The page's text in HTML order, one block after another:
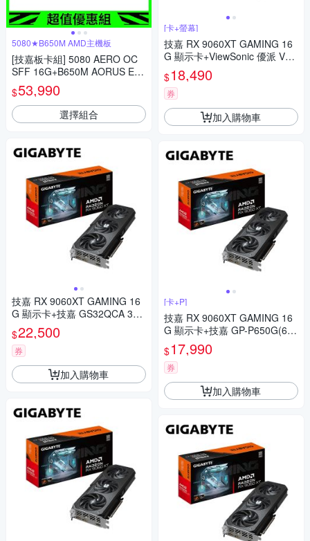
5080★B650M AMD主機板
[技嘉板卡組] 5080 AERO OC
SFF 16G+B650M AORUS ELI
TE AX ICE AMD主機板
$53,990
選擇組合
技嘉 RX 9060XT GAMING 16
G 顯示卡+技嘉 GS32QCA 32
吋 2K 曲面電競螢幕
$22,500
券
加入購物車
[卡+螢幕]
技嘉 RX 9060XT GAMING 16
G 顯示卡+ViewSonic 優派 VA2
414-MH 24吋 無邊框設計螢幕
$18,490
券
加入購物車
[卡+P]
技嘉 RX 9060XT GAMING 16
G 顯示卡+技嘉 GP-P650G(650
W) 雙8/金牌/主日系 電源供應
器
$17,990
券
加入購物車